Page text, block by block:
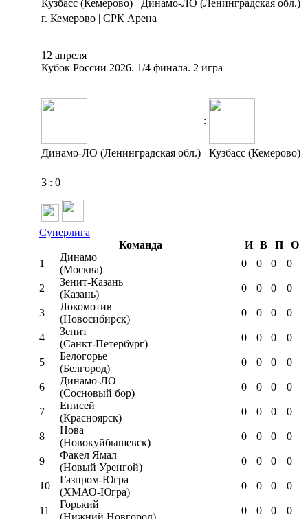
Кузбасс (Кемерово)
Динамо-ЛО (Ленинградская обл.)
г. Кемерово | СРК Арена
12 апреля
Кубок России 2026. 1/4 финала. 2 игра
:
Динамо-ЛО (Ленинградская обл.) Кузбасс (Кемерово)
3 : 0
Суперлига
Команда
И В П
О
1
Динамо
(Москва)
0 0 0 0
2
Зенит-Казань
(Казань)
0 0 0 0
3
Локомотив
(Новосибирск)
0 0 0 0
4
Зенит
(Санкт-Петербург)
0 0 0 0
5
Белогорье
(Белгород)
0 0 0 0
6
Динамо-ЛО
(Сосновый бор)
0 0 0 0
7
Енисей
(Красноярск)
0 0 0 0
8
Нова
(Новокуйбышевск)
0 0 0 0
9
Факел Ямал
(Новый Уренгой)
0 0 0 0
10
Газпром-Югра
(ХМАО-Югра)
0 0 0 0
11
Горький
(Нижний Новгород)
0 0 0 0